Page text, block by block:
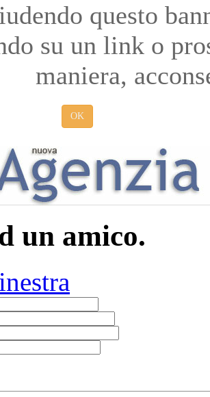
questo
su un link o
maniera,
OK
un amico.